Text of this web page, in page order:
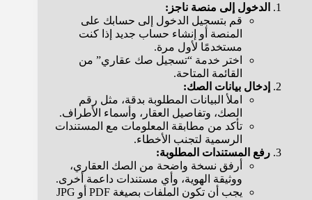
الدخول إلى منصة ناجز:
قم بتسجيل الدخول إلى حسابك على
المنصة أو إنشاء حساب جديد إذا كنت
مستخدمًا لأول مرة.
اختر خدمة “تسجيل صك عقاري” من
القائمة المتاحة.
إدخال بيانات الصك:
املأ البيانات المطلوبة بدقة، مثل رقم
الصك، وتفاصيل العقار، وأسماء الأطراف.
تأكد من مطابقة المعلومات مع المستندات
الرسمية لتجنب الأخطاء.
رفع المستندات المطلوبة:
أرفق نسخة واضحة من الصك العقاري،
ووثيقة الهوية، وأي مستندات داعمة أخرى.
يجب أن تكون الملفات بصيغة PDF أو JPG